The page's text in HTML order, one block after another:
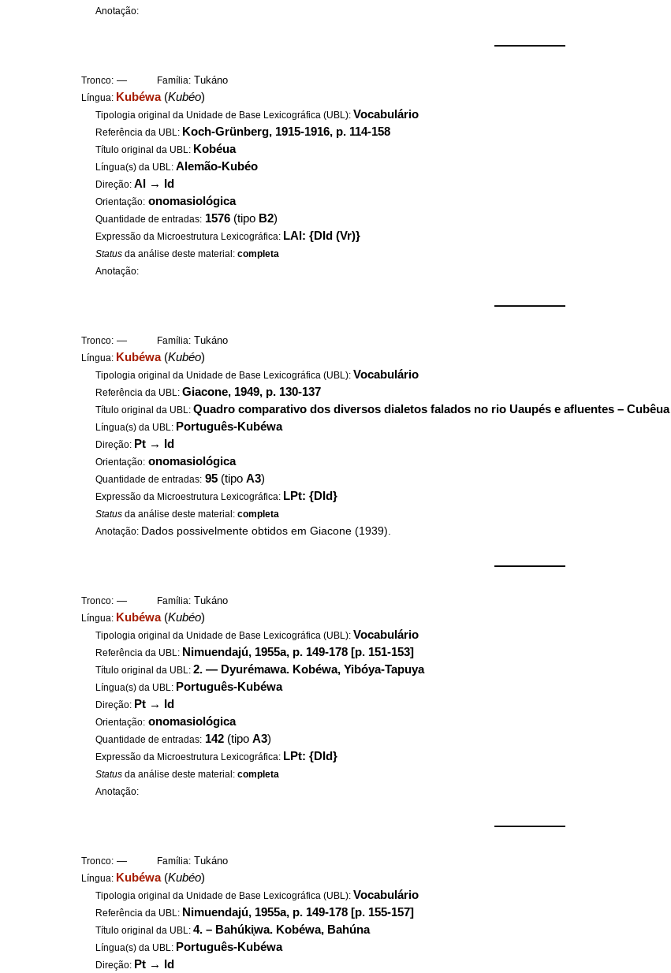
Anotação:
——————
Tronco:— Família:Tukáno
Língua: Kubéwa(Kubéo)
Tipologia original da Unidade de Base Lexicográfica (UBL): Vocabulário
Referência da UBL: Koch-Grünberg, 1915-1916, p. 114-158
Título original da UBL: Kobéua
Língua(s) da UBL:Alemão-Kubéo
Direção:Al → Id
Orientação: onomasiológica
Quantidade de entradas: 1576 (tipo B2)
Expressão da Microestrutura Lexicográfica: LAl: {DId (Vr)}
Status da análise deste material:completa
Anotação:
——————
Tronco:— Família:Tukáno
Língua: Kubéwa(Kubéo)
Tipologia original da Unidade de Base Lexicográfica (UBL): Vocabulário
Referência da UBL:Giacone, 1949, p. 130-137
Título original da UBL:Quadro comparativo dos diversos dialetos falados no rio Uaupés e afluentes – Cubêua
Língua(s) da UBL: Português-Kubéwa
Direção: Pt → Id
Orientação: onomasiológica
Quantidade de entradas: 95 (tipoA3)
Expressão da Microestrutura Lexicográfica: LPt: {DId}
Status da análise deste material:completa
Anotação: Dados possivelmente obtidos em Giacone (1939).
——————
Tronco:— Família:Tukáno
Língua: Kubéwa(Kubéo)
Tipologia original da Unidade de Base Lexicográfica (UBL): Vocabulário
Referência da UBL: Nimuendajú, 1955a, p. 149-178 [p. 151-153]
Título original da UBL:2. — Dyurémawa. Kobéwa, Yibóya-Tapuya
Língua(s) da UBL: Português-Kubéwa
Direção: Pt → Id
Orientação: onomasiológica
Quantidade de entradas: 142 (tipoA3)
Expressão da Microestrutura Lexicográfica: LPt: {DId}
Status da análise deste material:completa
Anotação:
——————
Tronco:— Família:Tukáno
Língua: Kubéwa(Kubéo)
Tipologia original da Unidade de Base Lexicográfica (UBL): Vocabulário
Referência da UBL: Nimuendajú, 1955a, p. 149-178 [p. 155-157]
Título original da UBL:4. – Bahúkiwa. Kobéwa, Bahúna
Língua(s) da UBL: Português-Kubéwa
Direção: Pt → Id